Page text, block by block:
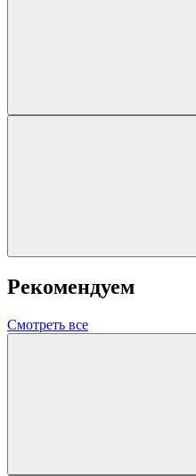
Рекомендуем
Смотреть все